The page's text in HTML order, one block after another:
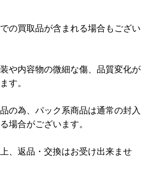
の買取品が含まれる場合もござい
や内容物の微細な傷、品質変化が
す。
の為、パック系商品は通常の封入
場合がございます。
、返品・交換はお受け出来ませ